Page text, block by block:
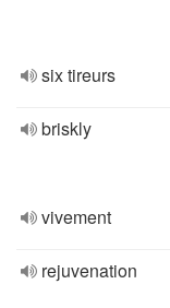
six tireurs
briskly
vivement
rejuvenation